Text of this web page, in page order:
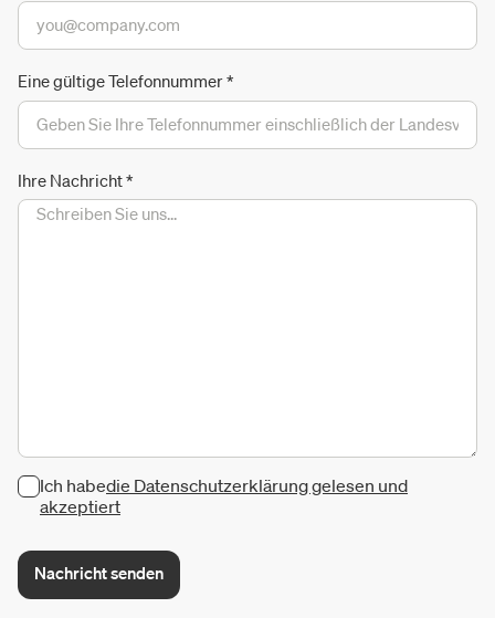
Eine gültige Telefonnummer*
Ihre Nachricht*
Ich habedie Datenschutzerklärung gelesen und
akzeptiert
Nachricht senden